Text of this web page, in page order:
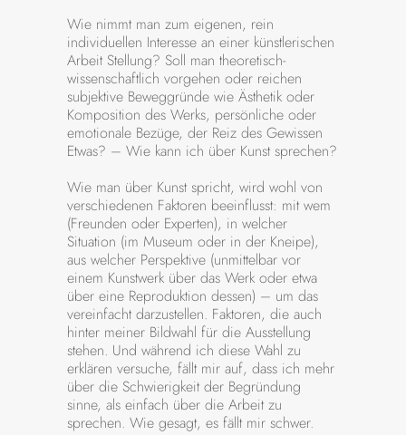
Wie nimmt man zum eigenen, rein
individuellen Interesse an einer künstlerischen
Arbeit Stellung? Soll man theoretisch-
wissenschaftlich vorgehen oder reichen
subjektive Beweggründe wie Ästhetik oder
Komposition des Werks, persönliche oder
emotionale Bezüge, der Reiz des Gewissen
Etwas? – Wie kann ich über Kunst sprechen?
Wie man über Kunst spricht, wird wohl von
verschiedenen Faktoren beeinflusst: mit wem
(Freunden oder Experten), in welcher
Situation (im Museum oder in der Kneipe),
aus welcher Perspektive (unmittelbar vor
einem Kunstwerk über das Werk oder etwa
über eine Reproduktion dessen) – um das
vereinfacht darzustellen. Faktoren, die auch
hinter meiner Bildwahl für die Ausstellung
stehen. Und während ich diese Wahl zu
erklären versuche, fällt mir auf, dass ich mehr
über die Schwierigkeit der Begründung
sinne, als einfach über die Arbeit zu
sprechen. Wie gesagt, es fällt mir schwer.